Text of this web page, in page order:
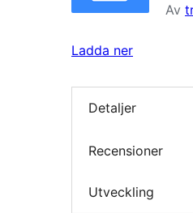
Av
Ladda ner
Detaljer
Recensioner
Utveckling